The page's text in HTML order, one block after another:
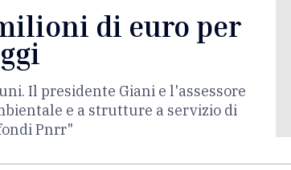
di euro per
Il presidente Giani e l'assessore
e a strutture a servizio di
Pnrr"